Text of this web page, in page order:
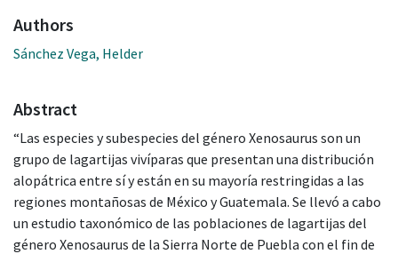
Authors
Sánchez Vega, Helder
Abstract
“Las especies y subespecies del género Xenosaurus son un
grupo de lagartijas vivíparas que presentan una distribución
alopátrica entre sí y están en su mayoría restringidas a las
regiones montañosas de México y Guatemala. Se llevó a cabo
un estudio taxonómico de las poblaciones de lagartijas del
género Xenosaurus de la Sierra Norte de Puebla con el fin de